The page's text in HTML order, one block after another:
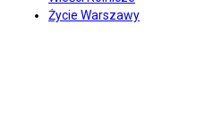
Życie Warszawy